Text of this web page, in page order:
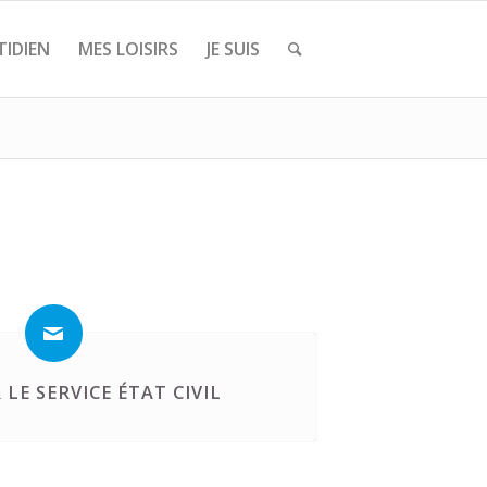
MES LOISIRS JE SUIS
SERVICE ÉTAT CIVIL